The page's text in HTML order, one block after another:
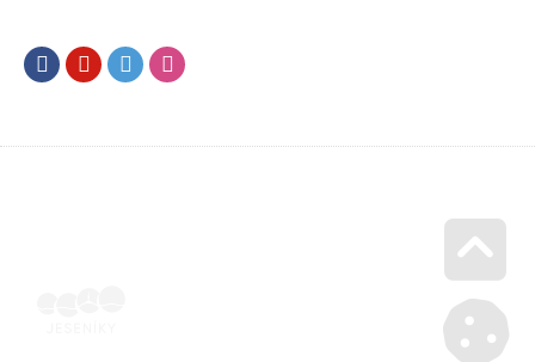
FacebookYoutubeTwitter
Go